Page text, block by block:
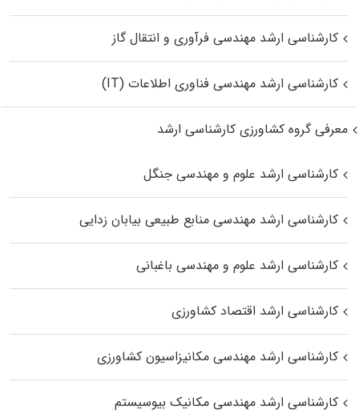
کارشناسی ارشد مهندسی فرآوری و انتقال گاز
کارشناسی ارشد مهندسی فناوری اطلاعات (IT)
معرفی گروه کشاورزی کارشناسی ارشد
کارشناسی ارشد علوم و مهندسی جنگل
کارشناسی ارشد مهندسی منابع طبیعی بیابان زدایی
کارشناسی ارشد علوم و مهندسی باغبانی
کارشناسی ارشد اقتصاد کشاورزی
کارشناسی ارشد مهندسی مکانیزاسیون کشاورزی
کارشناسی ارشد مهندسی مکانیک بیوسیستم